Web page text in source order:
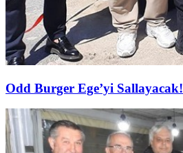
Odd Burger Ege’yi Sallayacak!